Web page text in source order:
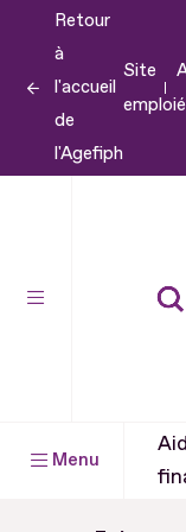
contenu
Retour
à
l'accueil
de
l'Agefiph
Site
emploi
Menu